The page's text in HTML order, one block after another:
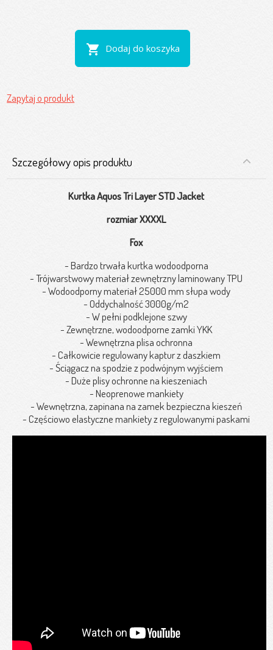
shopping_cart Dodaj do koszyka
Zapytaj o produkt
Szczegółowy opis produktu
Kurtka Aquos Tri Layer STD Jacket
rozmiar XXXXL
Fox
- Bardzo trwała kurtka wodoodporna
- Trójwarstwowy materiał zewnętrzny laminowany TPU
- Wodoodporny materiał 25000 mm słupa wody
- Oddychalność 3000g/m2
- W pełni podklejone szwy
- Zewnętrzne, wodoodporne zamki YKK
- Wewnętrzna plisa ochronna
- Całkowicie regulowany kaptur z daszkiem
- Ściągacz na spodzie z podwójnym wyjściem
- Duże plisy ochronne na kieszeniach
- Neoprenowe mankiety
- Wewnętrzna, zapinana na zamek bezpieczna kieszeń
- Częściowo elastyczne mankiety z regulowanymi paskami